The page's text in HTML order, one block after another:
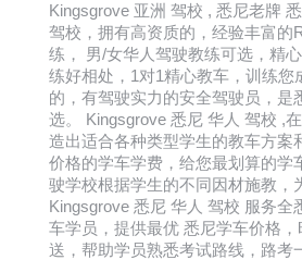
Kingsgrove 亚洲 驾校 , 悉尼老牌
驾校，拥有高资质的，经验丰富的
练， 男/女华人驾驶教练可选，精
练好相处，1对1精心教车，训练您
的，有驾驶实力的安全驾驶员，是
选。 Kingsgrove 悉尼 华人 驾校 ,
造出适合各种类型学生的教车方案
价格的学车学费，给您最划算的学
驶学校根据学生的不同因材施教，
Kingsgrove 悉尼 华人 驾校 服务全
车学员，提供最优 悉尼学车价格
送，帮助学员熟悉考试路线，路考